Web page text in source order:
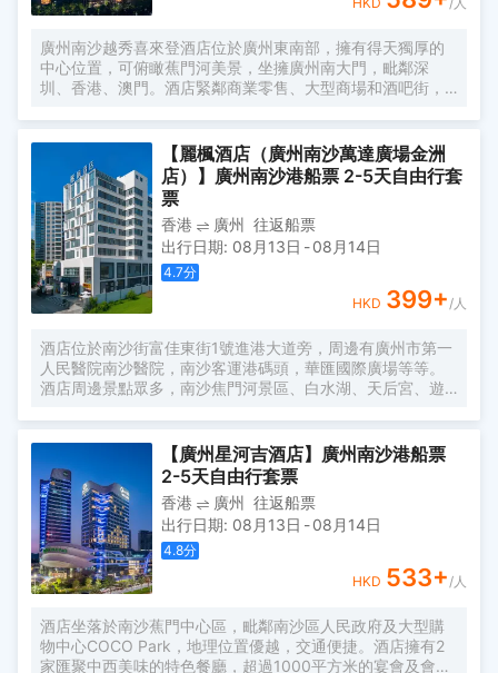
廣州南沙越秀喜來登酒店位於廣州東南部，擁有得天獨厚的
中心位置，可俯瞰蕉門河美景，坐擁廣州南大門，毗鄰深
圳、香港、澳門。酒店緊鄰商業零售、大型商場和酒吧街，
品牌酒店，賓客可以在酒店一如既往的體驗到喜來登品牌的
舒適和服務。酒店交通便利，在這裏，您能夠輕鬆外出，探
索這座城市每一處不容錯過的地方。酒店距離著名景點南沙
天后宮，南沙水鳥世界，南沙濕地公園，十九湧海鮮水產市
場等約30分鐘車程。 酒店設有豐富的兒童設施，商務出行、
休閒出行皆宜。酒店客房共計兩百餘間，客房均配備特別為
喜來登品牌定製使用的喜來登特色睡床，55英寸超大純平電
視，高速上網及獨立的浴缸和淋浴間。 酒店三個餐廳可使顧
客體驗到本地及各國美食。酒店的喜來登健身中心旨在為賓
客提供快速集中健身智能解決方案，讓他們在最短的時間內
客可根據自己的時間與住宿安排定製專屬健身日程。
【麗楓酒店（廣州南沙萬達廣場金洲
店）】廣州南沙港船票 2-5天自由行套
票
香港 廣州 往返船票
出行日期: 08月13日 -08月14日
4.7分
HKD 399+ /人
酒店位於南沙街富佳東街1號進港大道旁，周邊有廣州市第一
人民醫院南沙醫院，南沙客運港碼頭，華匯國際廣場等等。
酒店周邊景點眾多，南沙焦門河景區、白水湖、天后宮、遊
車40分鐘。酒店距離金洲地鐵站5分鐘車程，讓您的出行變
得簡單。 全部配備大尺寸床型，雙床1.35m×2m，大床
1.8m×2m，定製慕思床墊，完美承託你的身體，給你一整夜
舒適睡眠；房間配備3.0智能化控制系統、電動窗簾，花灑音
樂，超大屏幕液晶數字電視、特質香氛洗護用品、無線wifi暢
遊；為您營造舒適温暖而趣味好玩的體驗空間。 同時，設有
商務會議室、早餐廳、健身房、棋牌室及停車場。個性化的
服務理念及專業的管理團隊，為商旅賓客提供優質、高效的
服務，是您商旅、洽談、會友的好去處。
【廣州星河吉酒店】廣州南沙港船票
2-5天自由行套票
香港 廣州 往返船票
出行日期: 08月13日 -08月14日
4.8分
HKD 533+ /人
酒店坐落於南沙蕉門中心區，毗鄰南沙區人民政府及大型購
物中心COCO Park，地理位置優越，交通便捷。酒店擁有2
家匯聚中西美味的特色餐廳，超過1000平方米的宴會及會議